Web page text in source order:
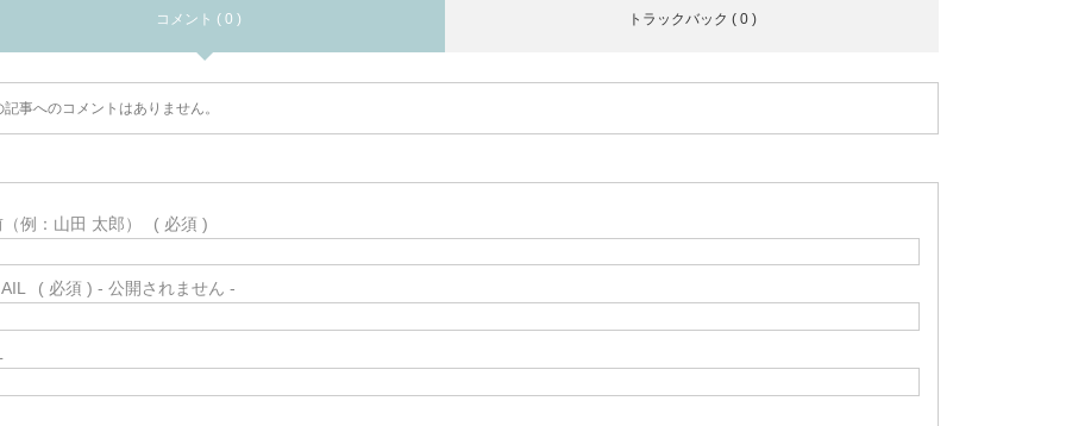
コメント ( 0 ) トラックバック ( 0 )
記事へのコメントはありません。
例：山田 太郎） ( 必須 )
( 必須 ) - 公開されません -